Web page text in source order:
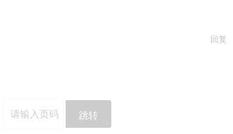
和驱动什么；所谓道者，就是什么驱动和支配
回复
跳转